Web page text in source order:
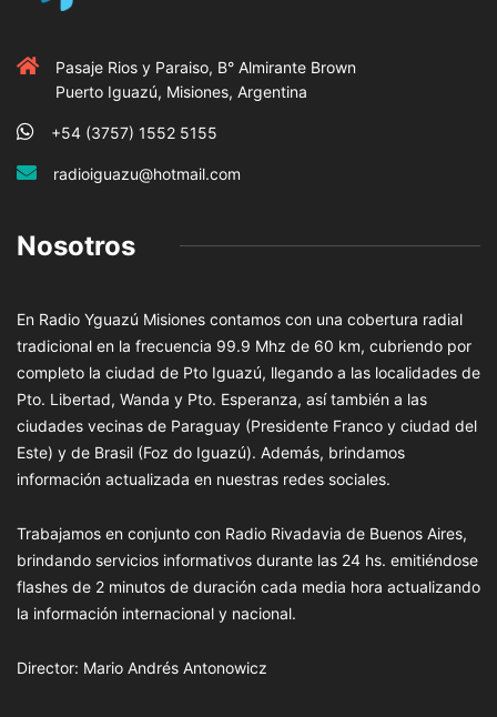
Pasaje Rios y Paraiso, B° Almirante Brown
Puerto Iguazú, Misiones, Argentina
+54 (3757) 1552 5155
radioiguazu@hotmail.com
Nosotros
En Radio Yguazú Misiones contamos con una cobertura radial
tradicional en la frecuencia 99.9 Mhz de 60 km, cubriendo por
completo la ciudad de Pto Iguazú, llegando a las localidades de
Pto. Libertad, Wanda y Pto. Esperanza, así también a las
ciudades vecinas de Paraguay (Presidente Franco y ciudad del
Este) y de Brasil (Foz do Iguazú). Además, brindamos
información actualizada en nuestras redes sociales.
Trabajamos en conjunto con Radio Rivadavia de Buenos Aires,
brindando servicios informativos durante las 24 hs. emitiéndose
flashes de 2 minutos de duración cada media hora actualizando
la información internacional y nacional.
Director: Mario Andrés Antonowicz